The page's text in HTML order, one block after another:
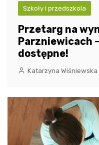
Szkoły i przedszkola
Przetarg na
Parzniewicach
dostępne!
Katarzyna Wiśniewska